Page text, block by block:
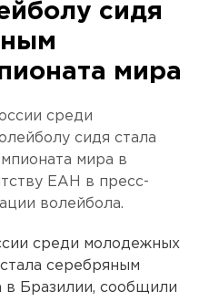
сидя
мира
среди
сидя стала
мира в
ЕАН в пресс-
волейбола.
среди молодежных
серебряным
в Бразилии, сообщили